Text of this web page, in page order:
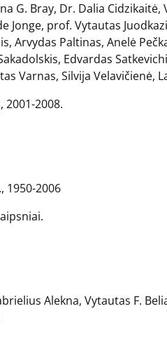
G. Bray, Dr. Dalia
Jonge, prof. Vytautas
Arvydas Paltinas, Anelė
Edvardas
Varnas, Silvija Velavičienė,
2008.
1950-2006
Alekna, Vytautas F.